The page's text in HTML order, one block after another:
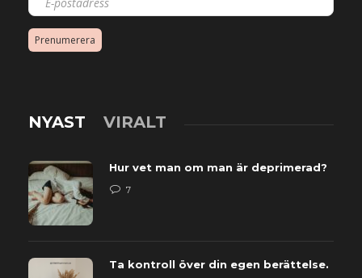
Prenumerera
NYAST VIRALT
Hur vet man om man är deprimerad?
7
Ta kontroll över din egen berättelse.